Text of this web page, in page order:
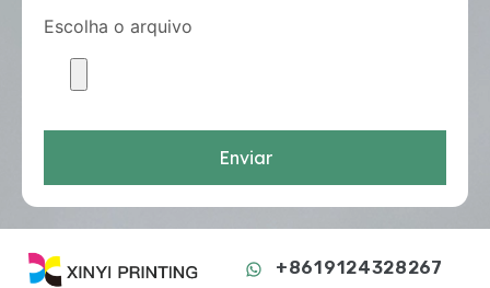
Escolha o arquivo
Enviar
+8619124328267